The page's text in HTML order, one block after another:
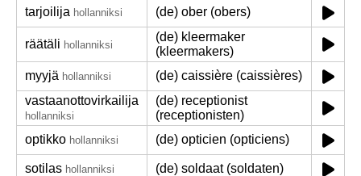
tarjoilija hollanniksi (de) ober (obers)
räätäli hollanniksi
(de) kleermaker
(kleermakers)
myyjä hollanniksi
(de) caissière (caissières)
vastaanottovirkailija
hollanniksi
(de) receptionist
(receptionisten)
optikko hollanniksi (de) opticien (opticiens)
sotilas hollanniksi (de) soldaat (soldaten)